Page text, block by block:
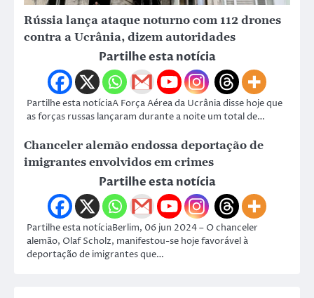
Rússia lança ataque noturno com 112 drones
contra a Ucrânia, dizem autoridades
Partilhe esta notícia
Partilhe esta notíciaA Força Aérea da Ucrânia disse hoje que
as forças russas lançaram durante a noite um total de…
Chanceler alemão endossa deportação de
imigrantes envolvidos em crimes
Partilhe esta notícia
Partilhe esta notíciaBerlim, 06 jun 2024 – O chanceler
alemão, Olaf Scholz, manifestou-se hoje favorável à
deportação de imigrantes que…